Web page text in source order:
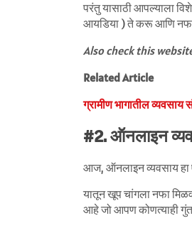
परंतु यासाठी आपल्याला
आयडिया ) ते करू आणि
Also check this
Related Article
ग्रामीण भागातील
#2. ऑनलाइन
आज, ऑनलाइन व्यवसाय हा
यातून खूप चांगला नफा
आहे जो आपण कोणत्याही